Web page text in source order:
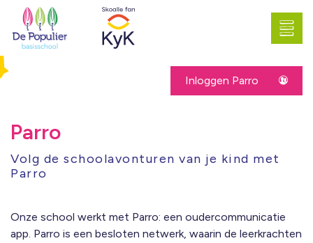
Inloggen Parro
Parro
Volg de schoolavonturen van je kind met
Parro
Onze school werkt met Parro: een oudercommunicatie
app. Parro is een besloten netwerk, waarin de leerkrachten